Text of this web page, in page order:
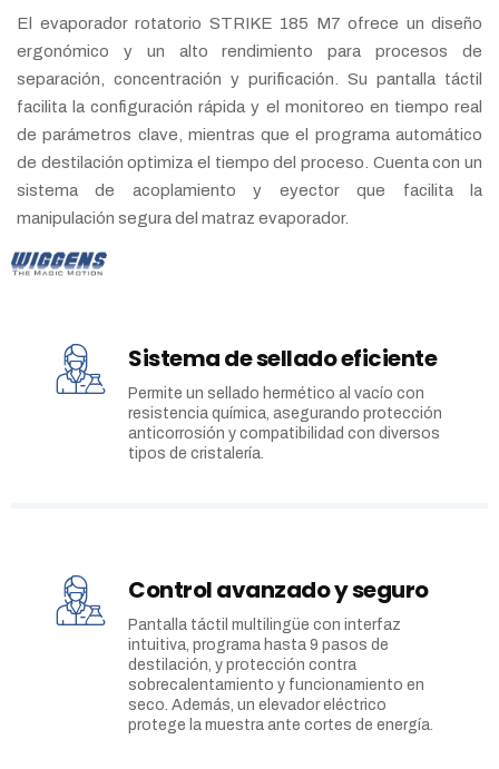
El evaporador rotatorio STRIKE 185 M7 ofrece un diseño
ergonómico y un alto rendimiento para procesos de
separación, concentración y purificación. Su pantalla táctil
facilita la configuración rápida y el monitoreo en tiempo real
de parámetros clave, mientras que el programa automático
de destilación optimiza el tiempo del proceso. Cuenta con un
sistema de acoplamiento y eyector que facilita la
manipulación segura del matraz evaporador.
Sistema de sellado eficiente
Permite un sellado hermético al vacío con
resistencia química, asegurando protección
anticorrosión y compatibilidad con diversos
tipos de cristalería.
Control avanzado y seguro
Pantalla táctil multilingüe con interfaz
intuitiva, programa hasta 9 pasos de
destilación, y protección contra
sobrecalentamiento y funcionamiento en
seco. Además, un elevador eléctrico
protege la muestra ante cortes de energía.